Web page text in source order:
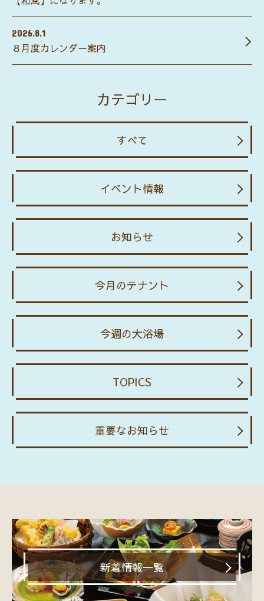
2026.8.1
８月度カレンダー案内
カテゴリー
すべて
イベント情報
お知らせ
今月のテナント
今週の大浴場
TOPICS
重要なお知らせ
新着情報一覧